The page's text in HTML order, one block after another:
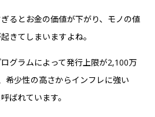
るとお金の価値が下がり、モノの値
きてしまいますよね。
グラムによって発行上限が2,100万
希少性の高さからインフレに強い
ばれています。